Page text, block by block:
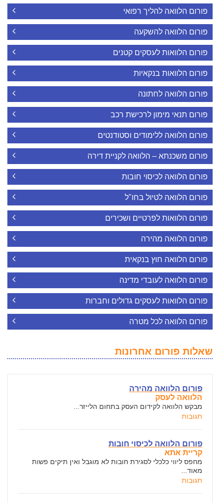
פורום הלוואה להליך רפואי
פורום הלוואה להשקעה
פורום הלוואות לעסקים קטנים
פורום הלוואות בנקאיות
פורום הלוואה לחתונה
פורום תנאי מימון לרכישת רכב
פורום הלוואה ללימודים וסטודנטים
פורום משכנתא – הלוואה לקניית דירה
פורום הלוואה לכיסוי חובות
פורום הלוואה לטיול בחו"ל
פורום הלוואות לפרטיים ושכירים
פורום הלוואה מהירה
פורום הלוואה חוץ בנקאית
פורום הלוואה לעובדי מדינה
פורום הלוואות לעסקים גדולים וחברות
פורום הלוואה לכל מטרה
שאלות פורום אחרונות
פורום הלוואה מהירה
הלוואה לעסק
מבקש הלוואה לקידום העסק בתחום הלייזר...
תגובות
פורום הלוואה לכיסוי חובות
קריית אתא
מחפס ליווי כלכלי לסגירת חובות לא מוגבל ואין תיקים פשות
מאוד...
תגובות